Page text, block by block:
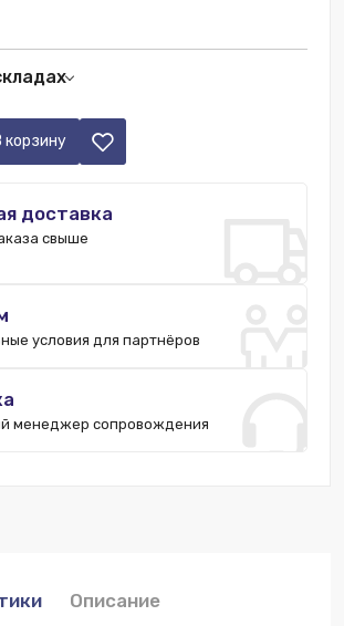
2 шт.
корзину
доставка
свыше
условия для партнёров
менеджер сопровождения
Описание